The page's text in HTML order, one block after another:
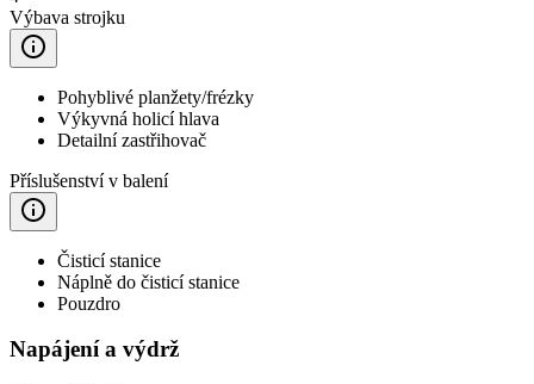
Výbava strojku
Pohyblivé planžety/frézky
Výkyvná holicí hlava
Detailní zastřihovač
Příslušenství v balení
Čisticí stanice
Náplně do čisticí stanice
Pouzdro
Napájení a výdrž